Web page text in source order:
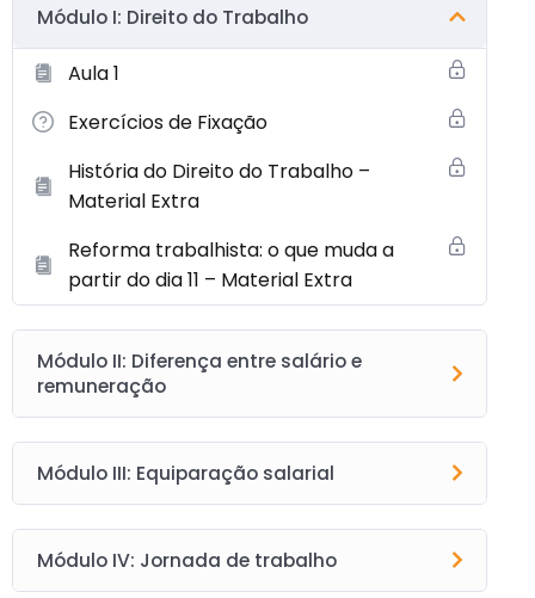
Módulo I: Direito do Trabalho
Aula 1
Exercícios de Fixação
História do Direito do Trabalho –
Material Extra
Reforma trabalhista: o que muda a
partir do dia 11 – Material Extra
Módulo II: Diferença entre salário e
remuneração
Módulo III: Equiparação salarial
Módulo IV: Jornada de trabalho